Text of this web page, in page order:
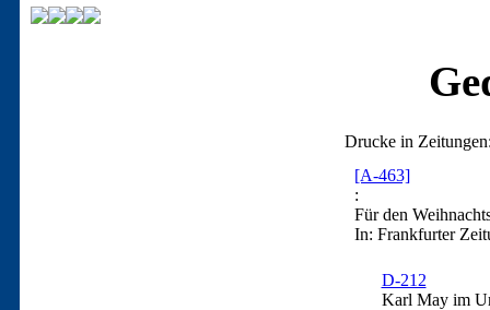
Drucke in
[A-463]
:
Für den
In: Frankfurter
D-212
Karl May im